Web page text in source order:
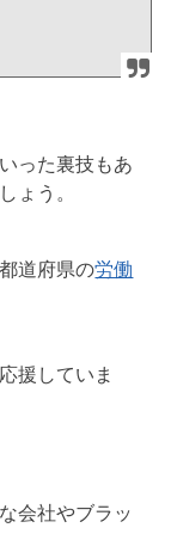
った裏技もあ
ょう。
道府県の労働
援していま
会社やブラッ